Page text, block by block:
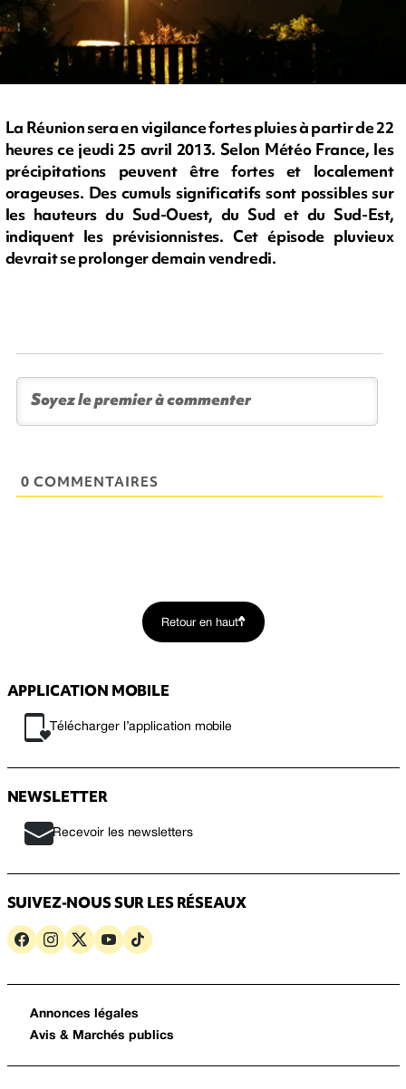
La Réunion sera en vigilance fortes pluies à partir de 22
heures ce jeudi 25 avril 2013. Selon Météo France, les
précipitations peuvent être fortes et localement
orageuses. Des cumuls significatifs sont possibles sur
les hauteurs du Sud-Ouest, du Sud et du Sud-Est,
indiquent les prévisionnistes. Cet épisode pluvieux
devrait se prolonger demain vendredi.
0 COMMENTAIRES
Retour en haut
APPLICATION MOBILE
Télécharger l’application mobile
NEWSLETTER
Recevoir les newsletters
SUIVEZ-NOUS SUR LES RÉSEAUX
Annonces légales
Avis & Marchés publics